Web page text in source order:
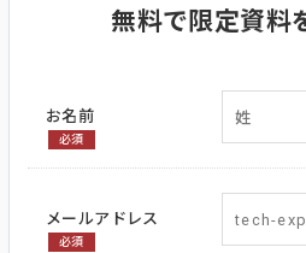
無料で限定資料
お名前
必須
メールアドレス
必須